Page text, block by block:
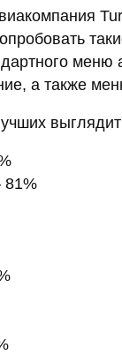
меню
а также
81%